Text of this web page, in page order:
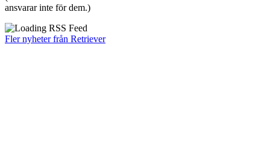
ansvarar inte för dem.)
Fler nyheter från Retriever